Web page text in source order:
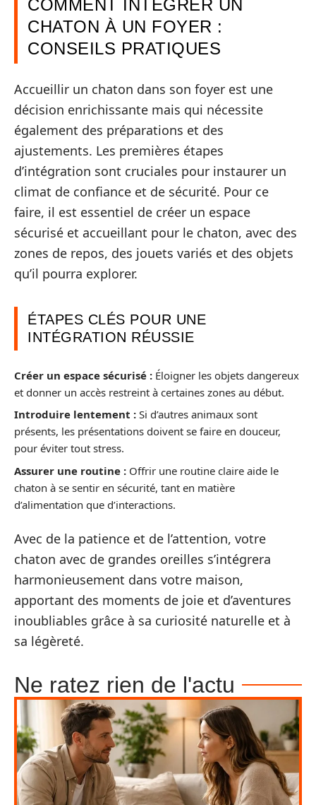
COMMENT INTÉGRER UN
CHATON À UN FOYER :
CONSEILS PRATIQUES
Accueillir un chaton dans son foyer est une
décision enrichissante mais qui nécessite
également des préparations et des
ajustements. Les premières étapes
d’intégration sont cruciales pour instaurer un
climat de confiance et de sécurité. Pour ce
faire, il est essentiel de créer un espace
sécurisé et accueillant pour le chaton, avec des
zones de repos, des jouets variés et des objets
qu’il pourra explorer.
ÉTAPES CLÉS POUR UNE
INTÉGRATION RÉUSSIE
Créer un espace sécurisé : Éloigner les objets dangereux
et donner un accès restreint à certaines zones au début.
Introduire lentement : Si d’autres animaux sont
présents, les présentations doivent se faire en douceur,
pour éviter tout stress.
Assurer une routine : Offrir une routine claire aide le
chaton à se sentir en sécurité, tant en matière
d’alimentation que d’interactions.
Avec de la patience et de l’attention, votre
chaton avec de grandes oreilles s’intégrera
harmonieusement dans votre maison,
apportant des moments de joie et d’aventures
inoubliables grâce à sa curiosité naturelle et à
sa légèreté.
Ne ratez rien de l'actu